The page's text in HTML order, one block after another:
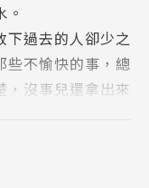
下過去的人卻少之
些不愉快的事，總
，沒事兒還拿出來
去經歷它，你的
塵的過去，它注